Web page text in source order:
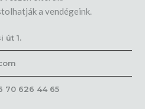
a vendégeink.
út 1.
70 626 44 65